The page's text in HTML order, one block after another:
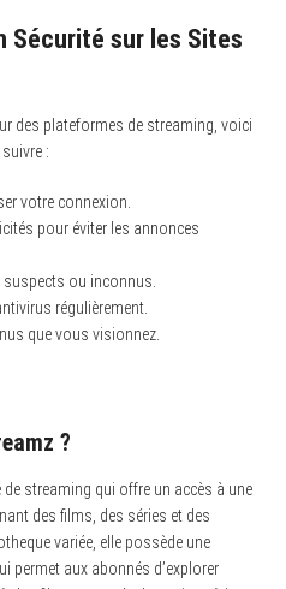
Sécurité sur les Sites
des plateformes de streaming, voici
:
votre connexion.
pour éviter les annonces
ou inconnus.
régulièrement.
que vous visionnez.
?
streaming qui offre un accès à une
des films, des séries et des
variée, elle possède une
permet aux abonnés d’explorer